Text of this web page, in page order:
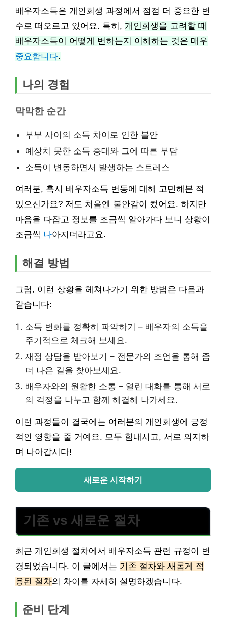
배우자소득은 개인회생 과정에서 점점 더 중요한 변
수로 떠오르고 있어요. 특히, 개인회생을 고려할 때
배우자소득이 어떻게 변하는지 이해하는 것은 매우
중요합니다.
나의 경험
막막한 순간
부부 사이의 소득 차이로 인한 불안
예상치 못한 소득 증대와 그에 따른 부담
소득이 변동하면서 발생하는 스트레스
여러분, 혹시 배우자소득 변동에 대해 고민해본 적
있으신가요? 저도 처음엔 불안감이 컸어요. 하지만
마음을 다잡고 정보를 조금씩 알아가다 보니 상황이
조금씩 나아지더라고요.
해결 방법
그럼, 이런 상황을 헤쳐나가기 위한 방법은 다음과
같습니다:
소득 변화를 정확히 파악하기 – 배우자의 소득을
주기적으로 체크해 보세요.
재정 상담을 받아보기 – 전문가의 조언을 통해 좀
더 나은 길을 찾아보세요.
배우자와의 원활한 소통 – 열린 대화를 통해 서로
의 걱정을 나누고 함께 해결해 나가세요.
이런 과정들이 결국에는 여러분의 개인회생에 긍정
적인 영향을 줄 거예요. 모두 힘내시고, 서로 의지하
며 나아갑시다!
새로운 시작하기
기존 vs 새로운 절차
최근 개인회생 절차에서 배우자소득 관련 규정이 변
경되었습니다. 이 글에서는 기존 절차와 새롭게 적
용된 절차의 차이를 자세히 설명하겠습니다.
준비 단계